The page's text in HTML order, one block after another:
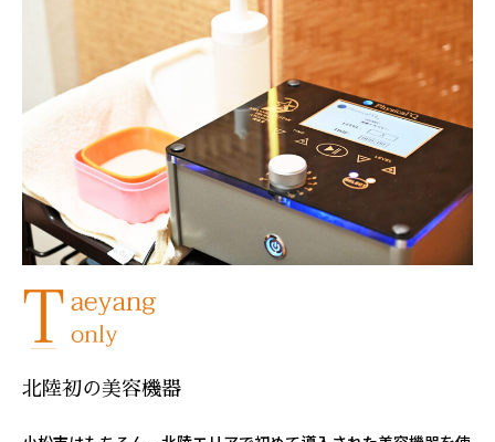
北陸初の美容機器